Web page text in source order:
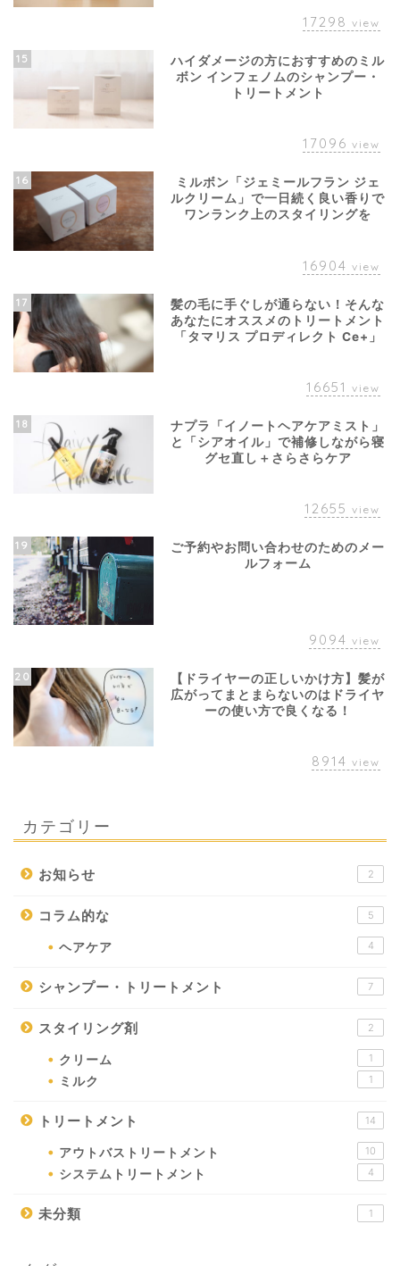
17298 view
15
ハイダメージの方におすすめのミル
ボン インフェノムのシャンプー・
トリートメント
17096 view
16
ミルボン「ジェミールフラン ジェ
ルクリーム」で一日続く良い香りで
ワンランク上のスタイリングを
16904 view
17
髪の毛に手ぐしが通らない！そんな
あなたにオススメのトリートメント
「タマリス プロディレクト Ce+」
16651 view
18
ナプラ「イノートヘアケアミスト」
と「シアオイル」で補修しながら寝
グセ直し＋さらさらケア
12655 view
19
ご予約やお問い合わせのためのメー
ルフォーム
9094 view
20
【ドライヤーの正しいかけ方】髪が
広がってまとまらないのはドライヤ
ーの使い方で良くなる！
8914 view
カテゴリー
お知らせ 2
コラム的な 5
ヘアケア 4
シャンプー・トリートメント 7
スタイリング剤 2
クリーム 1
ミルク 1
トリートメント 14
アウトバストリートメント 10
システムトリートメント 4
未分類 1